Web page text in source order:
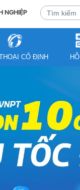
NGHIỆP
CỐ ĐỊNH